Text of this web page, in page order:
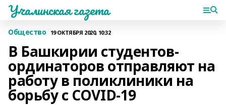
Учалинская газета
Общество 19 ОКТЯБРЯ 2020, 10:32
В Башкирии студентов-
ординаторов отправляют на
работу в поликлиники на
борьбу с COVID-19